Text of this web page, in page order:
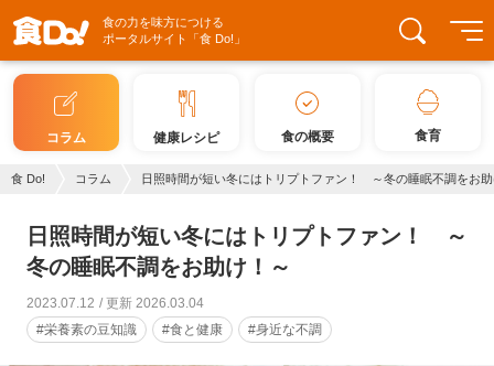
食の力を味方につける
ポータルサイト「食 Do!」
コラム 健康レシピ 食の概要 食育
食 Do! コラム 日照時間が短い冬にはトリプトファン！ ～冬の睡眠不調をお
日照時間が短い冬にはトリプトファン！ ～
冬の睡眠不調をお助け！～
2023.07.12
更新 2026.03.04
#栄養素の豆知識
#食と健康 #身近な不調